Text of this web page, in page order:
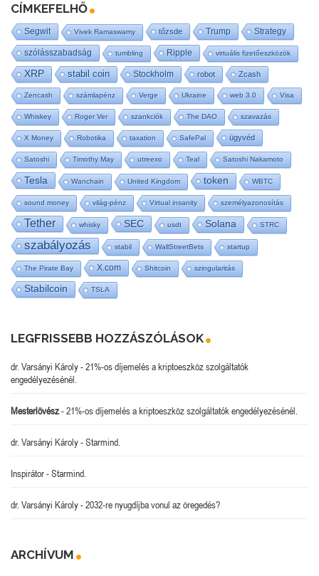
CÍMKEFELHŐ
Segwit Vivek Ramaswamy tőzsde Trump Strategy
szólásszabadság tumbling Ripple virtuális fizetőeszközök
XRP stabil coin Stockholm robot Zcash
Zencash számlapénz Verge Ukraine web 3.0 Visa
Whiskey Roger Ver szankciók The DAO szavazás
X Money Robotika taxation SafePal ügyvéd
Satoshi Timothy May utreexo Teal Satoshi Nakamoto
Tesla Wanchain United Kingdom token WBTC
sound money világ-pénz Virtual insanity személyazonosítás
Tether whisky SEC usdt Solana STRC
szabályozás stabil WallStreetBets startup
The Pirate Bay X.com Shitcoin szingularitás
Stabilcoin TSLA
LEGFRISSEBB HOZZÁSZÓLÁSOK
dr. Varsányi Károly-21%-os díjemelés a kriptoeszköz szolgáltatók
engedélyezésénél.
Mesterlövész-21%-os díjemelés a kriptoeszköz szolgáltatók engedélyezésénél.
dr. Varsányi Károly-Starmind.
Inspirátor-Starmind.
dr. Varsányi Károly-2032-re nyugdíjba vonul az öregedés?
ARCHÍVUM